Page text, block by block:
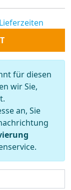
Lieferzeiten
für diesen
wir Sie,
an, Sie